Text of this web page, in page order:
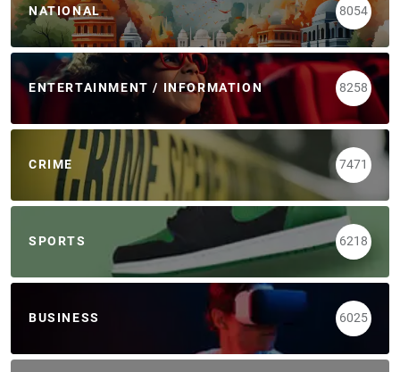
NATIONAL 8054
ENTERTAINMENT / INFORMATION 8258
CRIME 7471
SPORTS 6218
BUSINESS 6025